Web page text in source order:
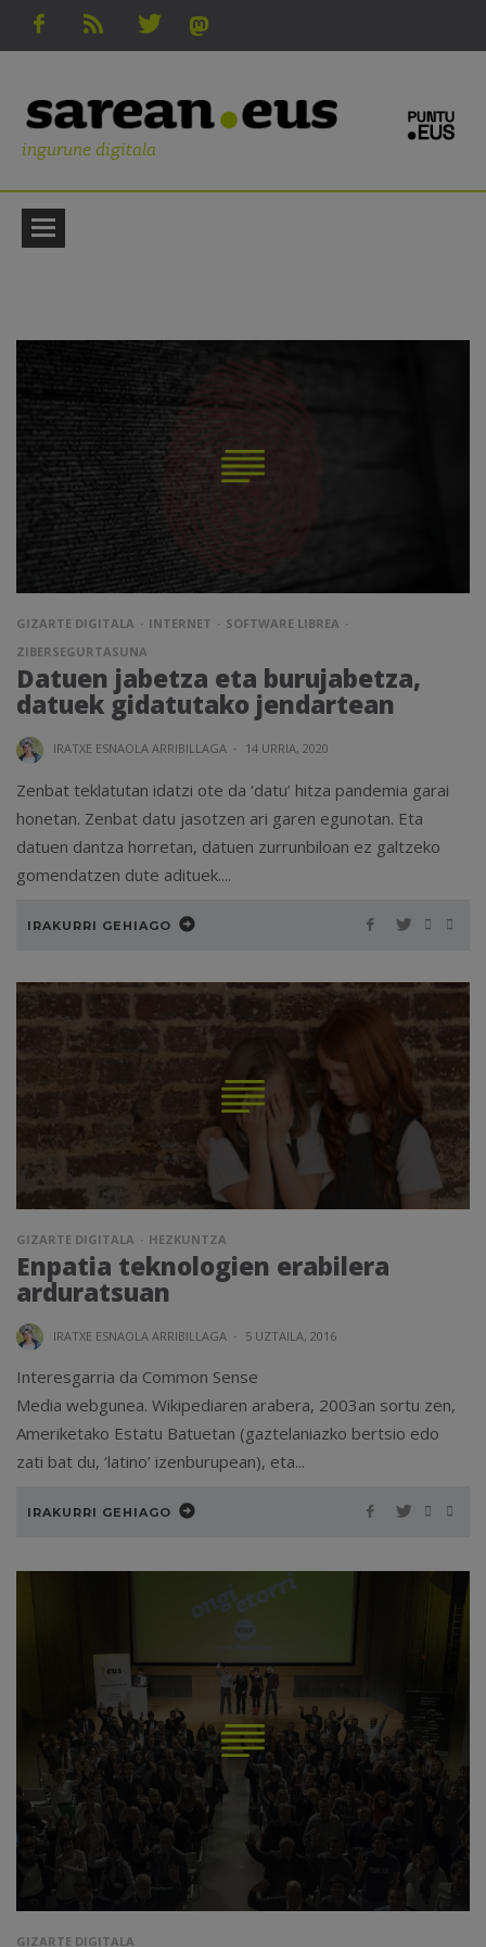
ingurune digitala
GIZARTE DIGITALA INTERNET
SOFTWARE LIBREA
ZIBERSEGURTASUNA
Datuen jabetza eta burujabetza,
datuek gidatutako jendartean
IRATXE ESNAOLA ARRIBILLAGA · 14 URRIA, 2020
Zenbat teklatutan idatzi ote da ‘datu’ hitza pandemia garai
honetan. Zenbat datu jasotzen ari garen egunotan. Eta
datuen dantza horretan, datuen zurrunbiloan ez galtzeko
gomendatzen dute adituek....
IRAKURRI GEHIAGO
GIZARTE DIGITALA HEZKUNTZA
Enpatia teknologien erabilera
arduratsuan
IRATXE ESNAOLA ARRIBILLAGA · 5 UZTAILA, 2016
Interesgarria da Common Sense
Media webgunea. Wikipediaren arabera, 2003an sortu zen,
Ameriketako Estatu Batuetan (gaztelaniazko bertsio edo
zati bat du, ‘latino’ izenburupean), eta...
IRAKURRI GEHIAGO
GIZARTE DIGITALA